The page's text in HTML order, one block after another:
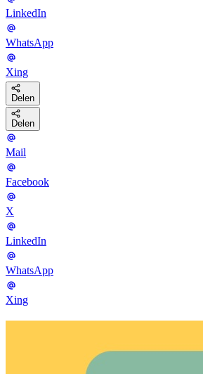
LinkedIn
WhatsApp
Xing
Delen
Delen
Mail
Facebook
X
LinkedIn
WhatsApp
Xing